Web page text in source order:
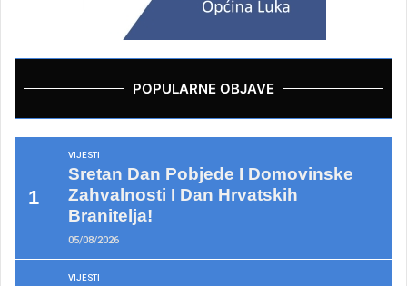
POPULARNE OBJAVE
VIJESTI
Sretan Dan Pobjede I Domovinske
Zahvalnosti I Dan Hrvatskih
Branitelja!
05/08/2026
VIJESTI